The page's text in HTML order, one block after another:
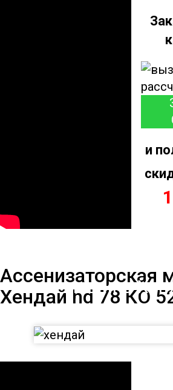
и
Ассенизаторская
Хендай hd 78 КО
машина